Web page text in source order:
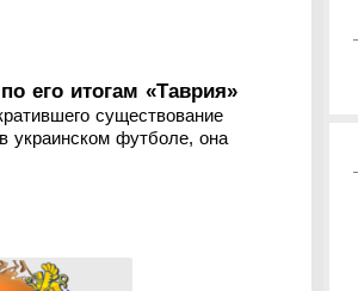
его итогам «Таврия»
существование
украинском футболе, она